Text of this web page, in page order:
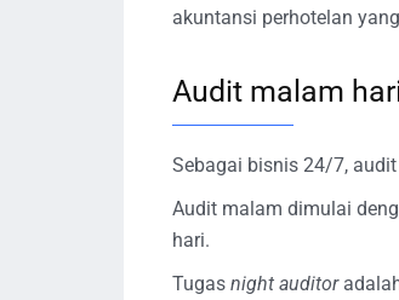
akuntansi perhotelan
Audit malam
Sebagai bisnis 24/7,
Audit malam dimulai
hari.
Tugas night auditor